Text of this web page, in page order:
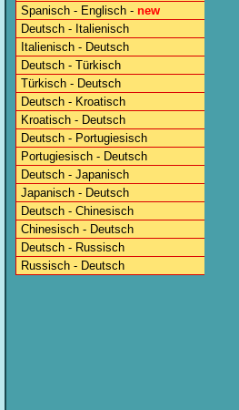
Spanisch - Englisch - new
Deutsch - Italienisch
Italienisch - Deutsch
Deutsch - Türkisch
Türkisch - Deutsch
Deutsch - Kroatisch
Kroatisch - Deutsch
Deutsch - Portugiesisch
Portugiesisch - Deutsch
Deutsch - Japanisch
Japanisch - Deutsch
Deutsch - Chinesisch
Chinesisch - Deutsch
Deutsch - Russisch
Russisch - Deutsch